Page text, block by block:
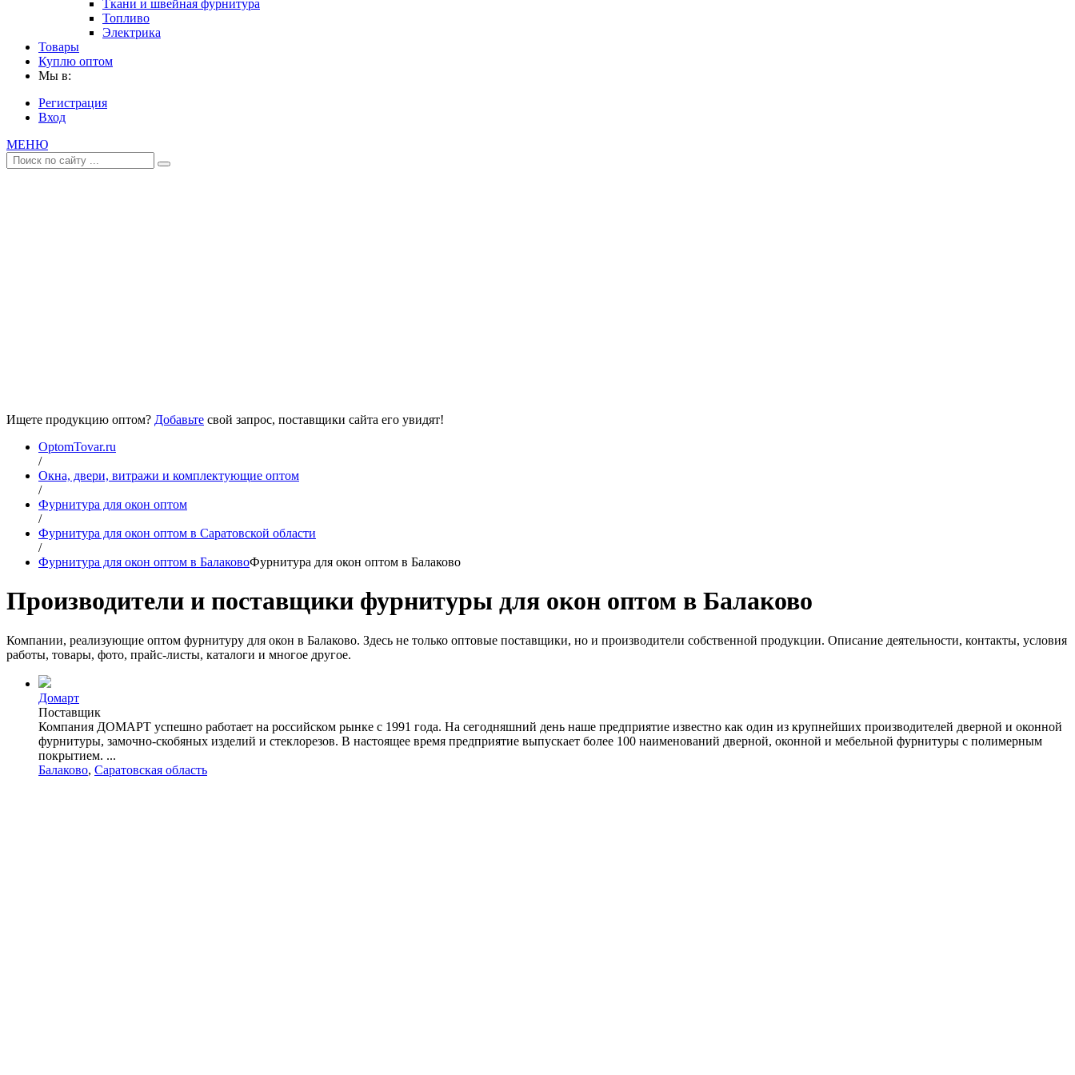
Ткани и швейная фурнитура
Топливо
Электрика
Товары
Куплю оптом
Мы в:
Регистрация
Вход
МЕНЮ
Ищете продукцию оптом? Добавьте свой запрос, поставщики сайта его увидят!
OptomTovar.ru
/
Окна, двери, витражи и комплектующие оптом
/
Фурнитура для окон оптом
/
Фурнитура для окон оптом в Саратовской области
/
Фурнитура для окон оптом в БалаковоФурнитура для окон оптом в Балаково
Производители и поставщики фурнитуры для окон оптом в Балаково
Компании, реализующие оптом фурнитуру для окон в Балаково. Здесь не только оптовые поставщики, но и производители собственной продукции. Описание деятельности, контакты, условия
работы, товары, фото, прайс-листы, каталоги и многое другое.
Домарт
Поставщик
Компания ДОМАРТ успешно работает на российском рынке с 1991 года. На сегодняшний день наше предприятие известно как один из крупнейших производителей дверной и оконной
фурнитуры, замочно-скобяных изделий и стеклорезов. В настоящее время предприятие выпускает более 100 наименований дверной, оконной и мебельной фурнитуры с полимерным
покрытием. ...
Балаково, Саратовская область